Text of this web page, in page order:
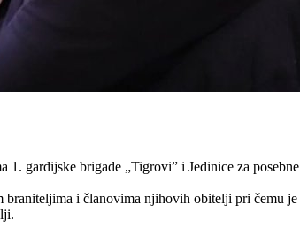
gardijske brigade „Tigrovi” i Jedinice za
i članovima njihovih obitelji pri čemu je